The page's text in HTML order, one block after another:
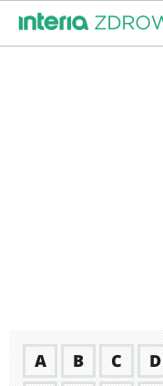
A B C D